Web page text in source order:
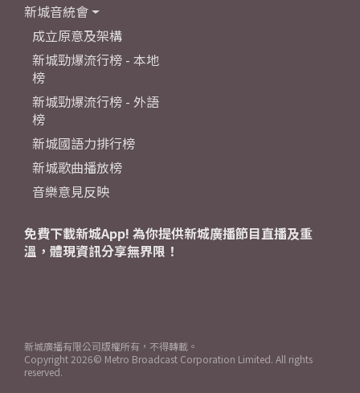
新城音統會
成立原意及架構
新城勁爆流行榜 - 本地
榜
新城勁爆流行榜 - 外語
榜
新城國語力排行榜
新城歌曲播放榜
音樂意見反映
免費下載新城App! 為你提供新城廣播節目直播及重
溫，體現資訊分享無界限！
新城廣播有限公司版權所有，不得轉載。
Copyright 2026© Metro Broadcast Corporation Limited. All rights
reserved.